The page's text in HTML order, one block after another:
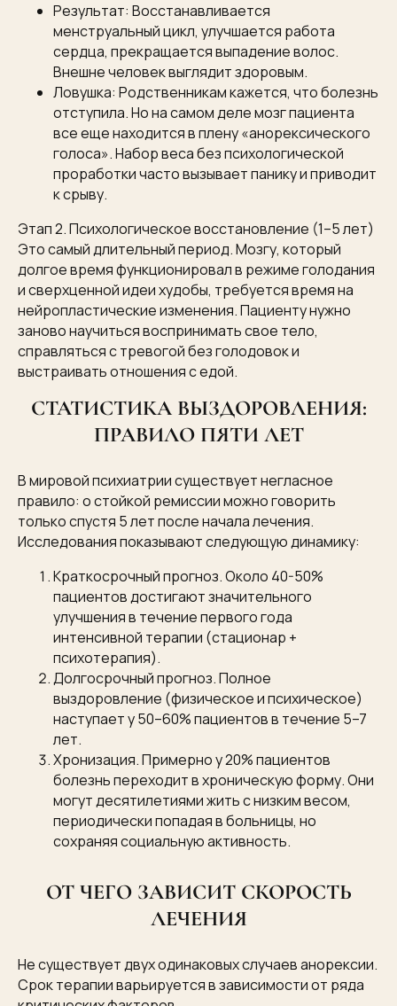
Результат: Восстанавливается
менструальный цикл, улучшается работа
сердца, прекращается выпадение волос.
Внешне человек выглядит здоровым.
Ловушка: Родственникам кажется, что болезнь
отступила. Но на самом деле мозг пациента
все еще находится в плену «анорексического
голоса». Набор веса без психологической
проработки часто вызывает панику и приводит
к срыву.
Этап 2. Психологическое восстановление (1–5 лет)
Это самый длительный период. Мозгу, который
долгое время функционировал в режиме голодания
и сверхценной идеи худобы, требуется время на
нейропластические изменения. Пациенту нужно
заново научиться воспринимать свое тело,
справляться с тревогой без голодовок и
выстраивать отношения с едой.
СТАТИСТИКА ВЫЗДОРОВЛЕНИЯ:
ПРАВИЛО ПЯТИ ЛЕТ
В мировой психиатрии существует негласное
правило: о стойкой ремиссии можно говорить
только спустя 5 лет после начала лечения.
Исследования показывают следующую динамику:
Краткосрочный прогноз. Около 40-50%
пациентов достигают значительного
улучшения в течение первого года
интенсивной терапии (стационар +
психотерапия).
Долгосрочный прогноз. Полное
выздоровление (физическое и психическое)
наступает у 50–60% пациентов в течение 5–7
лет.
Хронизация. Примерно у 20% пациентов
болезнь переходит в хроническую форму. Они
могут десятилетиями жить с низким весом,
периодически попадая в больницы, но
сохраняя социальную активность.
ОТ ЧЕГО ЗАВИСИТ СКОРОСТЬ
ЛЕЧЕНИЯ
Не существует двух одинаковых случаев анорексии.
Срок терапии варьируется в зависимости от ряда